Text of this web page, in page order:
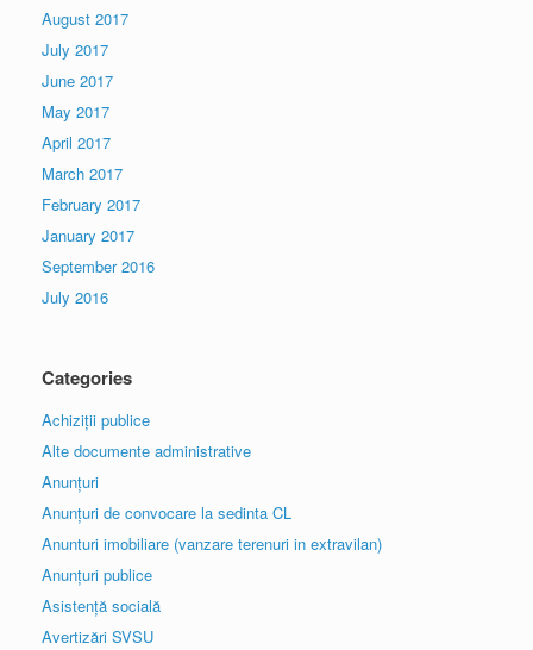
August 2017
July 2017
June 2017
May 2017
April 2017
March 2017
February 2017
January 2017
September 2016
July 2016
Categories
Achiziții publice
Alte documente administrative
Anunțuri
Anunțuri de convocare la sedinta CL
Anunturi imobiliare (vanzare terenuri in extravilan)
Anunțuri publice
Asistență socială
Avertizări SVSU